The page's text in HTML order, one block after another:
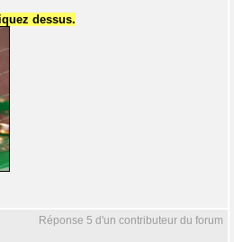
dessus.
Réponse 5 d'un contributeur du forum